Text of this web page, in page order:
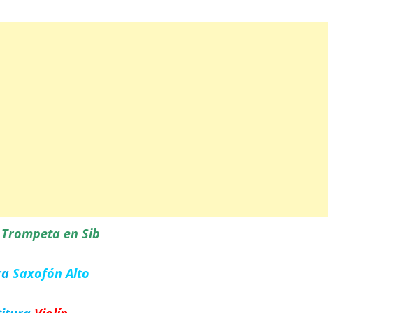
Trompeta en Sib
Saxofón Alto